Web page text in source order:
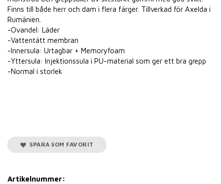
Finns till både herr och dam i flera färger. Tillverkad för Axelda i
Rumänien.
-Ovandel: Läder
-Vattentätt membran
-Innersula: Urtagbar + Memoryfoam
-Yttersula: Injektionssula i PU-material som ger ett bra grepp
-Normal i storlek
SPARA SOM FAVORIT
Artikelnummer: